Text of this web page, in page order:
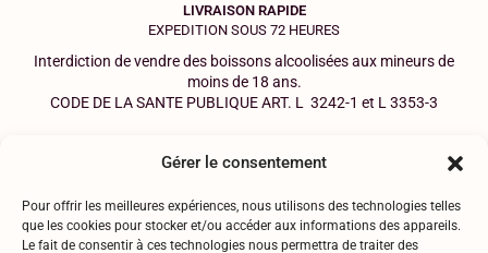
Gérer le consentement
Pour offrir les meilleures expériences, nous utilisons des technologies telles
que les cookies pour stocker et/ou accéder aux informations des appareils.
Le fait de consentir à ces technologies nous permettra de traiter des
LIVRAISON RAPIDE
EXPEDITION SOUS 72 HEURES
Interdiction de vendre des boissons alcoolisées aux mineurs de
moins de 18 ans.
CODE DE LA SANTE PUBLIQUE ART. L 3242-1 et L 3353-3
06.18.75.19.43
Mentions légales
Politique de confidentialité